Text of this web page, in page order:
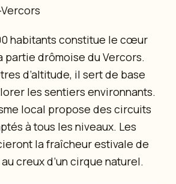
habitants constitue le cœur
partie drômoise du Vercors.
d’altitude, il sert de base
les sentiers environnants.
local propose des circuits
à tous les niveaux. Les
la fraîcheur estivale de
creux d’un cirque naturel.